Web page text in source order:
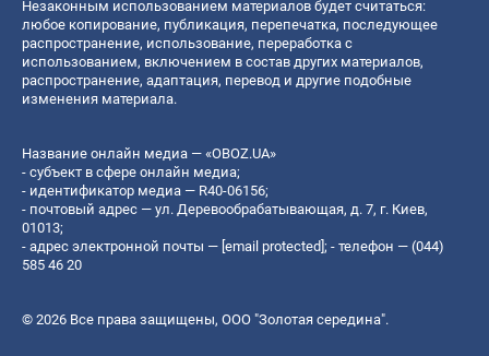
Незаконным использованием материалов будет считаться:
любое копирование, публикация, перепечатка, последующее
распространение, использование, переработка с
использованием, включением в состав других материалов,
распространение, адаптация, перевод и другие подобные
изменения материала.
Название онлайн медиа — «OBOZ.UA»
- субъект в сфере онлайн медиа;
- идентификатор медиа — R40-06156;
- почтовый адрес — ул. Деревообрабатывающая, д. 7, г. Киев,
01013;
- адрес электронной почты — [email protected]; - телефон — (044)
585 46 20
© 2026 Все права защищены, ООО "Золотая середина".